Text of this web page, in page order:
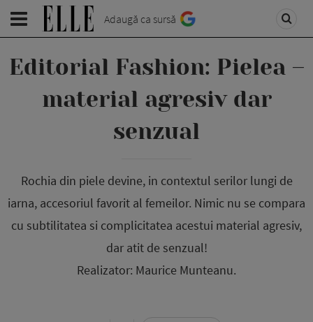
Adaugă ca sursă
Editorial Fashion: Pielea –
material agresiv dar
senzual
Rochia din piele devine, in contextul serilor lungi de
iarna, accesoriul favorit al femeilor. Nimic nu se compara
cu subtilitatea si complicitatea acestui material agresiv,
dar atit de senzual!
Realizator: Maurice Munteanu.